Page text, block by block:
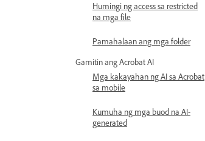
Humingi ng access sa restricted
na mga file
Pamahalaan ang mga folder
Gamitin ang Acrobat AI
Mga kakayahan ng AI sa Acrobat
sa mobile
Kumuha ng mga buod na AI-
generated